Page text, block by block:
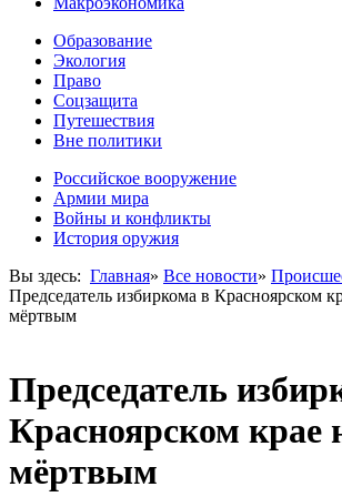
Образование
Экология
Право
Соцзащита
Путешествия
Вне политики
Российское вооружение
Армии мира
Войны и конфликты
История оружия
Вы здесь: Главная» Все новости»
Председатель избиркома в Красноярском
мёртвым
Председатель
Красноярском крае
мёртвым